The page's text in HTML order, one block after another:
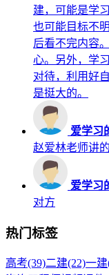
建，可能是学
也可能目标不
后看不完内容
心。另外，学
对待，利用好
是挺大的。
爱学习
赵爱林老师讲
爱学习
对方
热门标签
高考(39)二建(22)一建